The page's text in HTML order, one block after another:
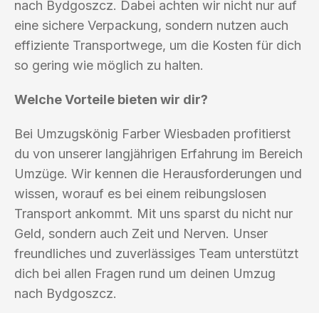
nach Bydgoszcz. Dabei achten wir nicht nur auf
eine sichere Verpackung, sondern nutzen auch
effiziente Transportwege, um die Kosten für dich
so gering wie möglich zu halten.
Welche Vorteile bieten wir dir?
Bei Umzugskönig Farber Wiesbaden profitierst
du von unserer langjährigen Erfahrung im Bereich
Umzüge. Wir kennen die Herausforderungen und
wissen, worauf es bei einem reibungslosen
Transport ankommt. Mit uns sparst du nicht nur
Geld, sondern auch Zeit und Nerven. Unser
freundliches und zuverlässiges Team unterstützt
dich bei allen Fragen rund um deinen Umzug
nach Bydgoszcz.